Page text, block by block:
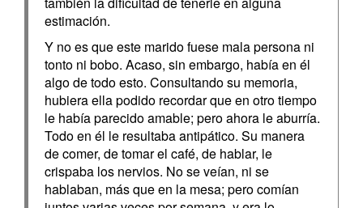
estimación.
Y no es que este marido fuese mala persona ni
tonto ni bobo. Acaso, sin embargo, había en él
algo de todo esto. Consultando su memoria,
hubiera ella podido recordar que en otro tiempo
le había parecido amable; pero ahora le aburría.
Todo en él le resultaba antipático. Su manera
de comer, de tomar el café, de hablar, le
crispaba los nervios. No se veían, ni se
hablaban, más que en la mesa; pero comían